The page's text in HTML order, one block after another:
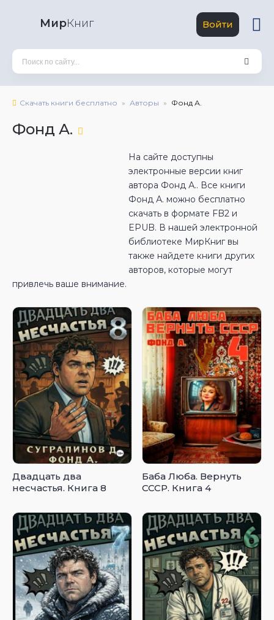
МирКниг Войти
Скачать книги бесплатно Авторы Фонд А.
Фонд А.
На сайте доступны
электронные версии книг
автора Фонд А.. Все книги
Фонд А. можно бесплатно
скачать в формате FB2 и
EPUB. В нашей электронной
библиотеке МирКниг вы
также найдете книги других
авторов, которые могут
привлечь ваше внимание.
Двадцать два
несчастья. Книга 8
Баба Люба. Вернуть
СССР. Книга 4